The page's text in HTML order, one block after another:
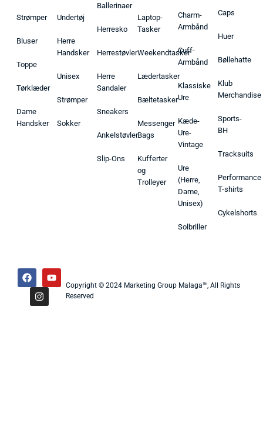
Strømper
Bluser
Toppe
Tørklæder
Dame
Handsker
Undertøj
Herre
Handsker
Unisex
Strømper
Sokker
Ballerinaer
Herresko
Herrestøvler
Herre
Sandaler
Sneakers
Ankelstøvler
Slip-Ons
Laptop-
Tasker
Weekendtasker
Lædertasker
Bæltetasker
Messenger
Bags
Kufferter
og
Trolleyer
Charm-
Armbånd
Cuff-
Armbånd
Klassiske
Ure
Kæde-
Ure-
Vintage
Ure
(Herre,
Dame,
Unisex)
Solbriller
Caps
Huer
Bøllehatte
Klub
Merchandise
Sports-
BH
Tracksuits
Performance
T-shirts
Cykelshorts
Copyright © 2024 Marketing Group Malaga™, All Rights
Reserved